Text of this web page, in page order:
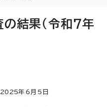
結果（令和7年
2025年6月5日